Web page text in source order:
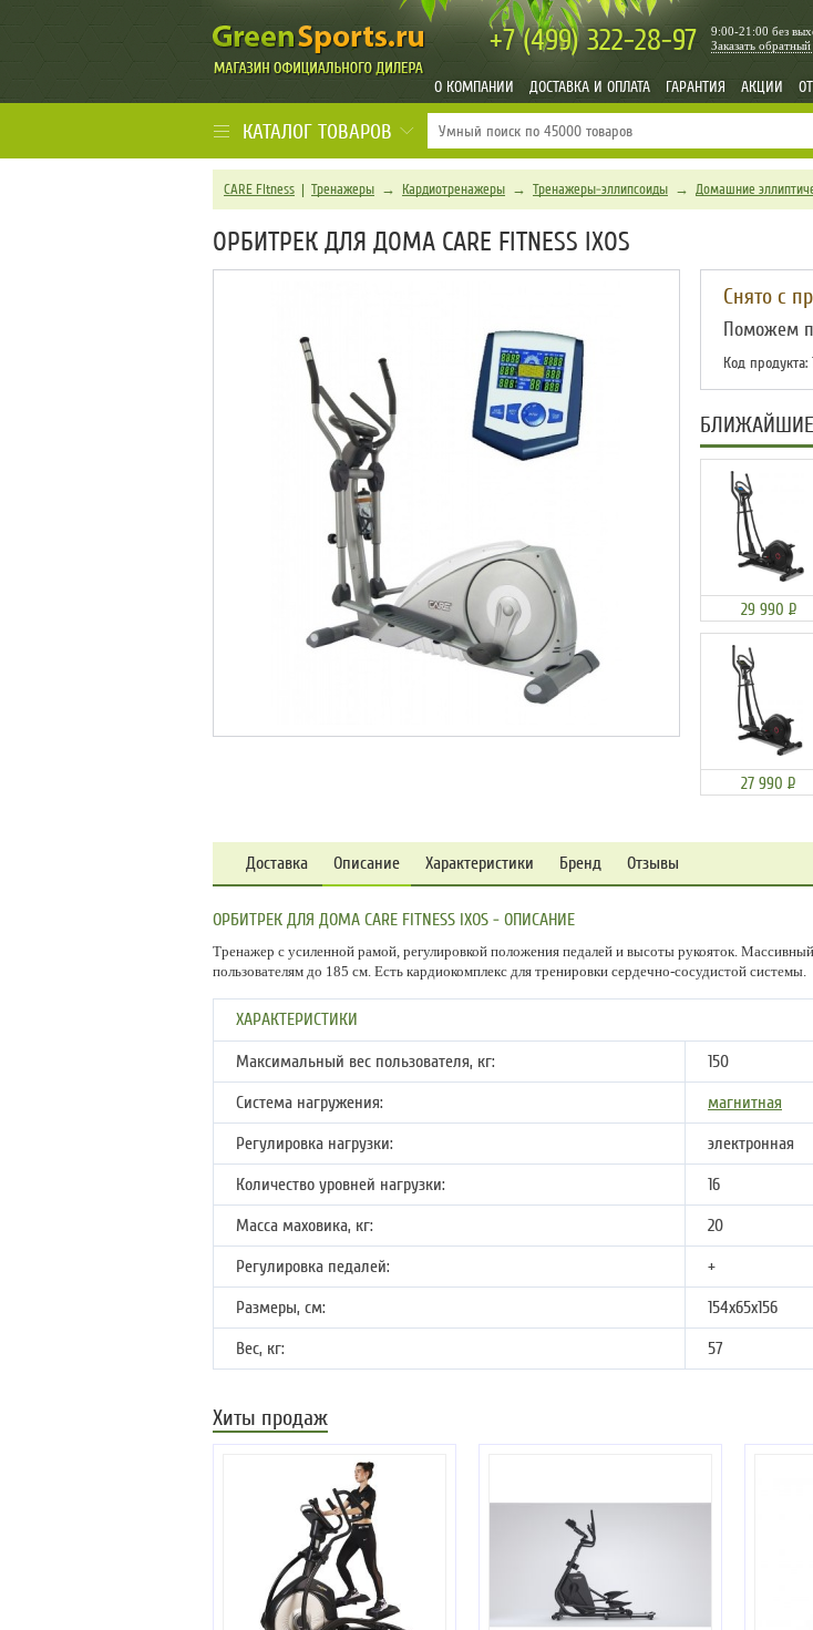
+7 (499)322-28-97 Заказать обратный
9:00-21:00 без
О КОМПАНИИ ДОСТАВКА И ОПЛАТА ГАРАНТИЯ АКЦИИ
КАТАЛОГ ТОВАРОВ
CARE Fitness | Тренажеры → Кардиотренажеры → Тренажеры-эллипсоиды → Домашние
ОРБИТРЕК ДЛЯ ДОМА CARE FITNESS IXOS
Снято с
Поможем
Код продукта:
29 990 Р
27 990 Р
Доставка Описание Характеристики Бренд Отзывы
ОРБИТРЕК ДЛЯ ДОМА CARE FITNESS IXOS - ОПИСАНИЕ
Тренажер с усиленной рамой, регулировкой положения педалей и высоты рукояток.
пользователям до 185 см. Есть кардиокомплекс для тренировки сердечно-сосудистой системы.
ХАРАКТЕРИСТИКИ
Максимальный вес пользователя, кг:
150
Система нагружения:
магнитная
Регулировка нагрузки:
электронная
Количество уровней нагрузки:
16
Масса маховика, кг:
20
Регулировка педалей:
+
Размеры, см:
154x65x156
Вес, кг:
57
Хиты продаж